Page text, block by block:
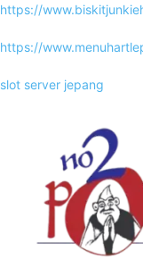
https://
https://
slot server jepang